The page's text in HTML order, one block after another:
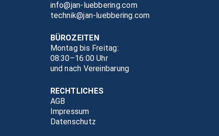
info@jan-luebbering.com
technik@jan-luebbering.com
BÜROZEITEN
Montag bis Freitag:
08:30–16:00 Uhr
und nach Vereinbarung
RECHTLICHES
AGB
Impressum
Datenschutz